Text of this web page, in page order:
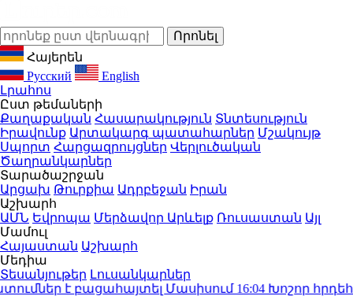
Հայերեն
Русский
English
Լրահոս
Ըստ թեմաների
Քաղաքական Հասարակություն Տնտեսություն
Իրավունք Արտակարգ պատահարներ Մշակույթ
Սպորտ Հարցազրույցներ Վերլուծական
Ծաղրանկարներ
Տարածաշրջան
Արցախ Թուրքիա Ադրբեջան Իրան
Աշխարհ
ԱՄՆ Եվրոպա Մերձավոր Արևելք Ռուսաստան Այլ
Մամուլ
Հայաստան Աշխարհ
Մեդիա
Տեսանյութեր Լուսանկարներ
է բացահայտել Մասիսում16:04Խոշոր հրդեհ՝